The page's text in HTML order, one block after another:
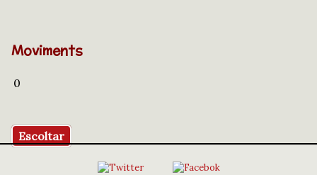
Moviments
0
Escoltar